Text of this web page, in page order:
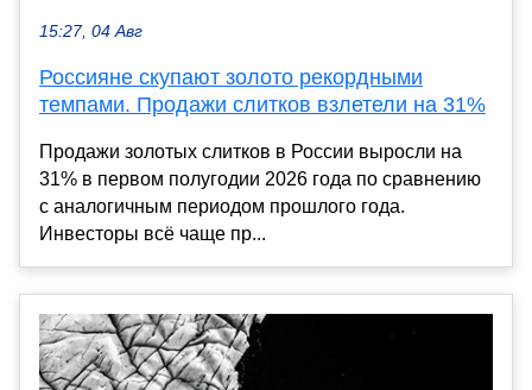
15:27, 04 Авг
Россияне скупают золото рекордными
темпами. Продажи слитков взлетели на 31%
Продажи золотых слитков в России выросли на
31% в первом полугодии 2026 года по сравнению
с аналогичным периодом прошлого года.
Инвесторы всё чаще пр...